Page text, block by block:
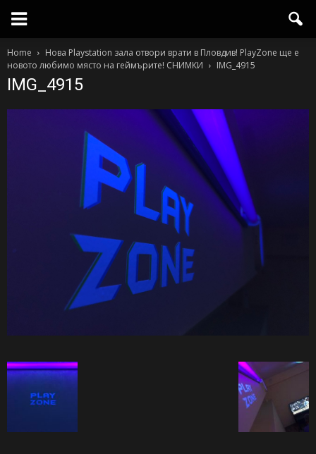
Home
Нова Playstation зала отвори врати в Пловдив! PlayZone ще е
новото любимо място на геймърите! СНИМКИ
IMG_4915
IMG_4915